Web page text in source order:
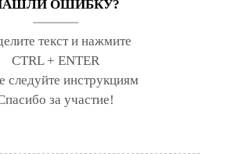
ОШИБКУ?
текст и нажмите
CTRL + ENTER
следуйте инструкциям
за участие!